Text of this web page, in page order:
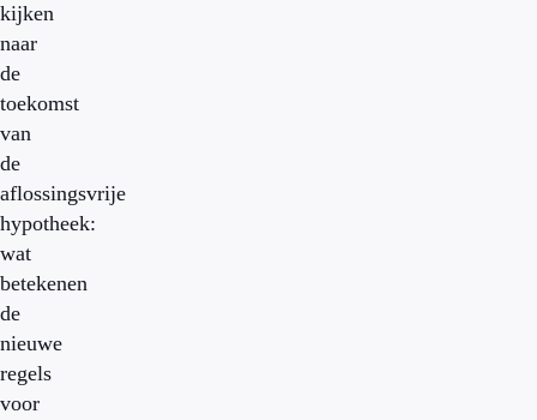
kijken
naar
de
toekomst
van
de
aflossingsvrije
hypotheek:
wat
betekenen
de
nieuwe
regels
voor